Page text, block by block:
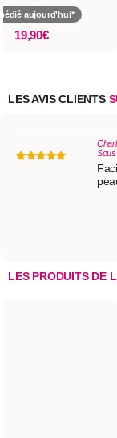
LES AVIS CLIENTS
LES PRODUITS DE